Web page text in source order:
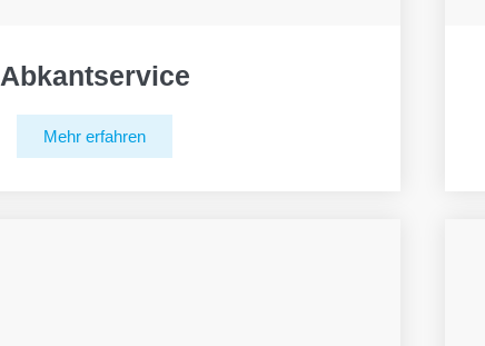
Abkantservice
Mehr erfahren